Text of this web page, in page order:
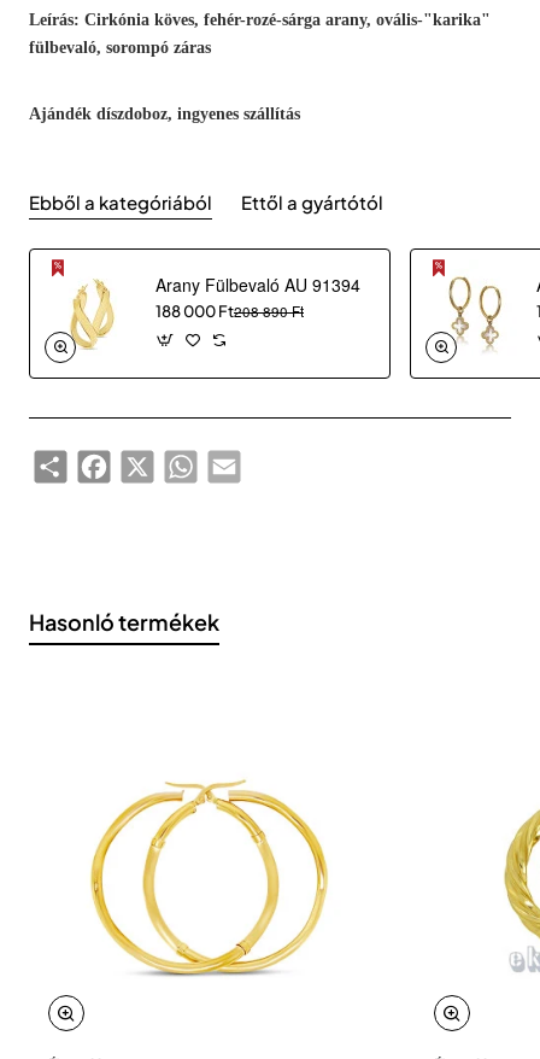
Leírás: Cirkónia köves, fehér-rozé-sárga arany, ovális-"karika"
fülbevaló, sorompó záras
Ajándék díszdoboz, ingyenes szállítás
Ebből a kategóriából Ettől a gyártótól
Arany Fülbevaló AU 91394
188 000 Ft208 890 Ft
ShareFacebook
X WhatsAppEmail
Hasonló termékek